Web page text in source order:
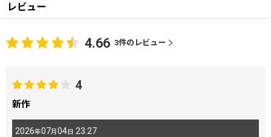
レビュー
4.66 3件のレビュー
4
新作
2026年07月04日 23:27